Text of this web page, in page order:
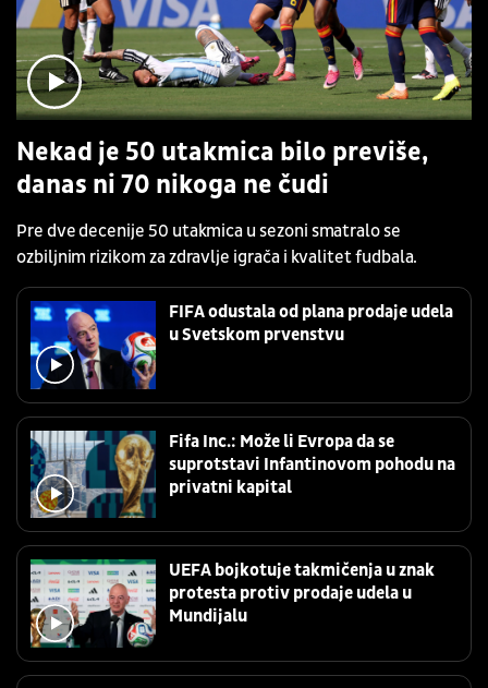
Nekad je 50 utakmica bilo previše,
danas ni 70 nikoga ne čudi
Pre dve decenije 50 utakmica u sezoni smatralo se
ozbiljnim rizikom za zdravlje igrača i kvalitet fudbala.
FIFA odustala od plana prodaje udela
u Svetskom prvenstvu
Fifa Inc.: Može li Evropa da se
suprotstavi Infantinovom pohodu na
privatni kapital
UEFA bojkotuje takmičenja u znak
protesta protiv prodaje udela u
Mundijalu